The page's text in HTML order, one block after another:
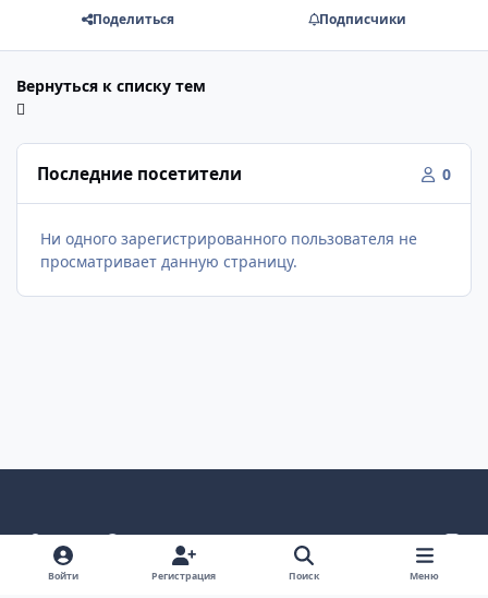
Поделиться Подписчики
Вернуться к списку тем
Последние посетители 0
Ни одного зарегистрированного пользователя не
просматривает данную страницу.
Светлый режим
Темный режим
Как в системе
v
k
Политика конфиденциальности
Войти Регистрация Поиск Меню